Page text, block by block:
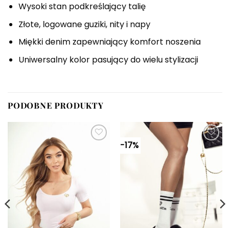
Wysoki stan podkreślający talię
Złote, logowane guziki, nity i napy
Miękki denim zapewniający komfort noszenia
Uniwersalny kolor pasujący do wielu stylizacji
PODOBNE PRODUKTY
ulubionych
-17%
Dodaj do
ulubionych